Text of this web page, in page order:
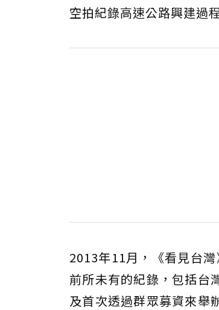
空拍紀錄高速公路興建過
2013年11月，《看見台
前所未有的紀錄，包括台
及首次透過群眾募資來舉